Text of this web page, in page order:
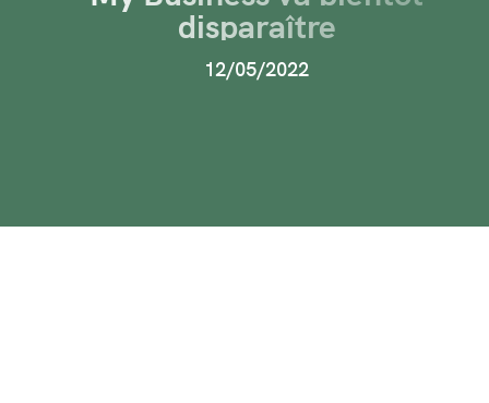
disparaître
12/05/2022